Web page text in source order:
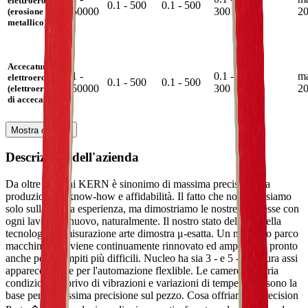
(erosione a filo
metallico)
50000
0.1 - 500 0.1 - 500
300
Accecatura a
elettroerosione
(elettroerosione
di accecatura)
1 -
50000
0.1 - 500 0.1 - 500
0.1 -
300
Mostra di più
Descrizione dell'azienda
Da oltre 50 anni KERN è sinonimo di massima precisione, la
produzione di know-how e affidabilità. Il fatto che non ci basiamo
solo sulla nostra esperienza, ma dimostriamo le nostre promesse con
ogni lavoro di nuovo, naturalmente. Il nostro stato dell'arte della
tecnologia di misurazione arte dimostra μ-esatta. Un moderno parco
macchine, che viene continuamente rinnovato ed ampliato, è pronto
anche per i compiti più difficili. Nucleo ha sia 3 - e 5 - fresatura assi
apparecchiature per l'automazione flexlible. Le camere con aria
condizionata, privo di vibrazioni e variazioni di temperatura sono la
base per la massima precisione sul pezzo. Cosa offriamo • Precision